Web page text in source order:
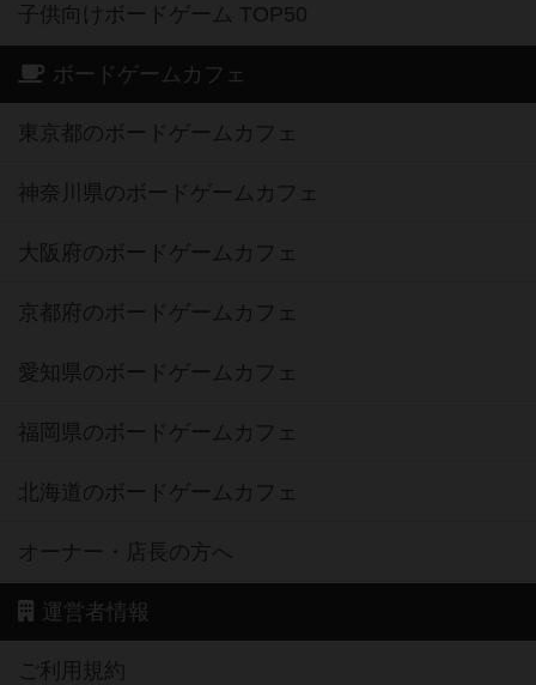
子供向けボードゲーム TOP50
ボードゲームカフェ
東京都のボードゲームカフェ
神奈川県のボードゲームカフェ
大阪府のボードゲームカフェ
京都府のボードゲームカフェ
愛知県のボードゲームカフェ
福岡県のボードゲームカフェ
北海道のボードゲームカフェ
オーナー・店長の方へ
運営者情報
ご利用規約